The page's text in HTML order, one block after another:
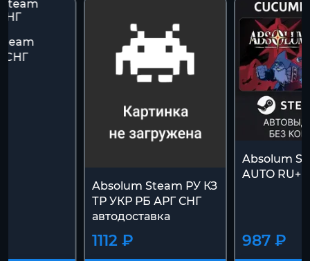
CНГ
Absolum Steam РУ КЗ
ТР УКР РБ АРГ СНГ
автодоставка
1112 ₽
Absolum
AUTO
987 ₽